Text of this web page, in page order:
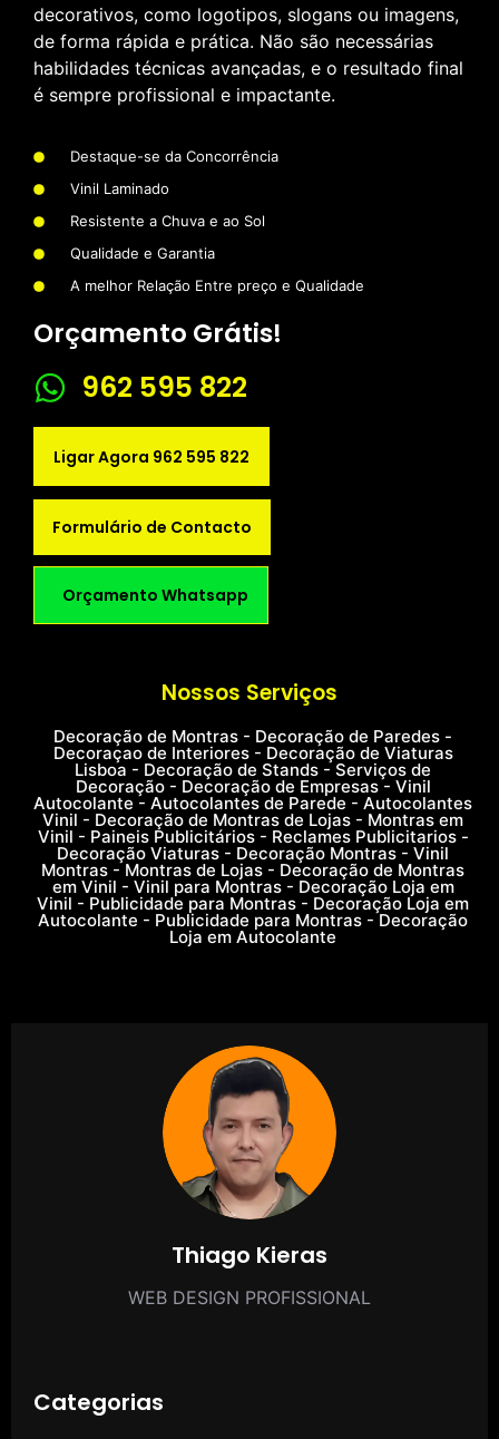
decorativos, como logotipos, slogans ou imagens,
de forma rápida e prática. Não são necessárias
habilidades técnicas avançadas, e o resultado final
é sempre profissional e impactante.
Destaque-se da Concorrência
Vinil Laminado
Resistente a Chuva e ao Sol
Qualidade e Garantia
A melhor Relação Entre preço e Qualidade
Orçamento Grátis!
962 595 822
Ligar Agora 962 595 822
Formulário de Contacto
Orçamento Whatsapp
Nossos Serviços
Decoração de Montras - Decoração de Paredes -
Decoraçao de Interiores - Decoração de Viaturas
Lisboa - Decoração de Stands - Serviços de
Decoração - Decoração de Empresas - Vinil
Autocolante - Autocolantes de Parede - Autocolantes
Vinil - Decoração de Montras de Lojas - Montras em
Vinil - Paineis Publicitários - Reclames Publicitarios -
Decoração Viaturas - Decoração Montras - Vinil
Montras - Montras de Lojas - Decoração de Montras
em Vinil - Vinil para Montras - Decoração Loja em
Vinil - Publicidade para Montras - Decoração Loja em
Autocolante - Publicidade para Montras - Decoração
Loja em Autocolante
Thiago Kieras
WEB DESIGN PROFISSIONAL
Categorias